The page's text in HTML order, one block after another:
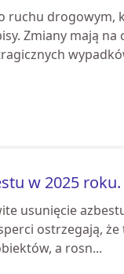
ruchu
Zmiany mają
w 2025 roku.
usunięcie
ostrzegają,
a rosn...